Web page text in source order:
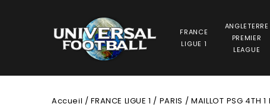
FRANCE
LIGUE 1
ANGLETERRE
PREMIER
LEAGUE
Accueil /FRANCE LIGUE 1 / PARIS / MAILLOT PSG 4TH